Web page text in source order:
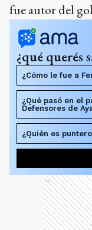
fue autor del
¿qué querés
¿Cómo le fue a
¿Qué pasó en el
Defensores de
¿Quién es
Ads